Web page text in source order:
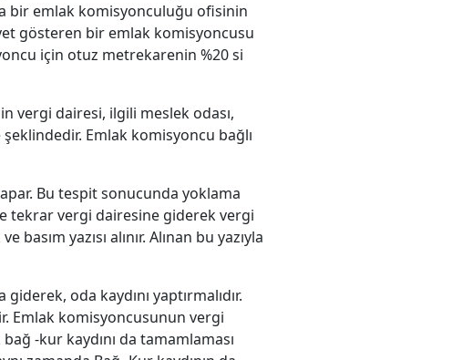
bir emlak komisyonculuğu ofisinin
gösteren bir emlak komisyoncusu
için otuz metrekarenin %20 si
vergi dairesi, ilgili meslek odası,
Emlak komisyoncu bağlı
Bu tespit sonucunda yoklama
tekrar vergi dairesine giderek vergi
yazısı alınır. Alınan bu yazıyla
oda kaydını yaptırmalıdır.
Emlak komisyoncusunun vergi
-kur kaydını da tamamlaması